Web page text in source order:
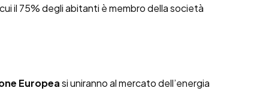
il 75% degli abitanti è membro della società
Europeasi uniranno al mercato dell’energia